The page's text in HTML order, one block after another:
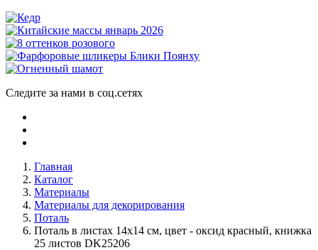
Следите за нами в соц.сетях
Главная
Каталог
Материалы
Материалы для декорирования
Поталь
Поталь в листах 14х14 см, цвет - оксид красный, книжка
25 листов DK25206